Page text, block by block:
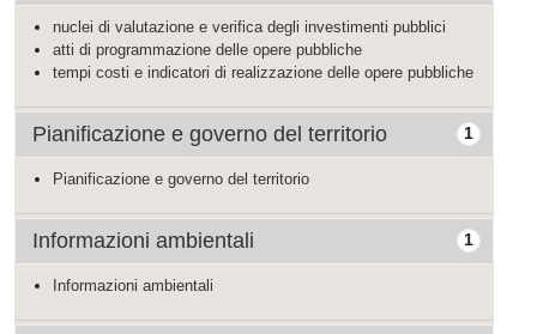
nuclei di valutazione e verifica degli investimenti pubblici
atti di programmazione delle opere pubbliche
tempi costi e indicatori di realizzazione delle opere pubbliche
1
Pianificazione e governo del territorio
Pianificazione e governo del territorio
1
Informazioni ambientali
Informazioni ambientali